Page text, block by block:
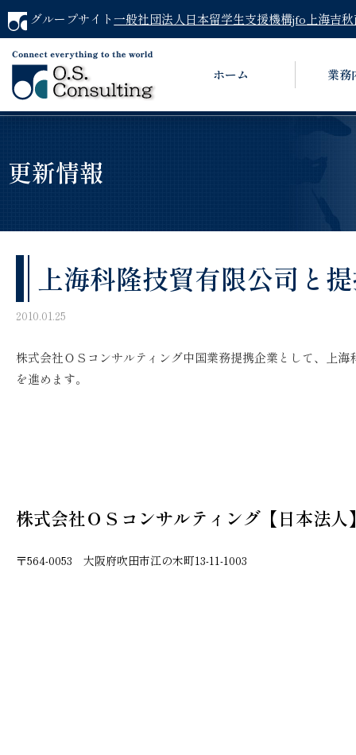
グループサイト 一般社団法人日本留学生支援機構jfo 上海吉
ホーム 業務
更新情報
上海科隆技貿有限公司と
2010.01.25
株式会社ＯＳコンサルティング中国業務提携企業として、上
を進めます。
株式会社ＯＳコンサルティング【日本法人
〒564-0053 大阪府吹田市江の木町13-11-1003